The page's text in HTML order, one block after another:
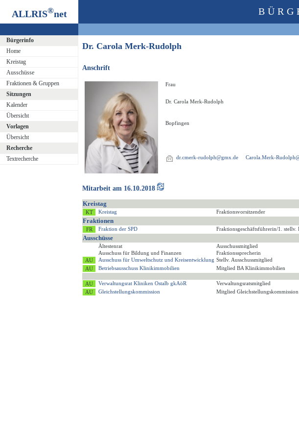
ALLRIS®net
Bürgerinfo
Home
Kreistag
Ausschüsse
Fraktionen & Gruppen
Sitzungen
Kalender
Übersicht
Vorlagen
Übersicht
Recherche
Textrecherche
Dr. Carola Merk-Rudolph
Anschrift
Frau
Dr. Carola Merk-Rudolph
Bopfingen
dr.cmerk-rudolph@gmx.de Carola.Merk-
Mitarbeit am 16.10.2018
Kreistag
Kreistag Fraktionsvorsitzender
Fraktionen
Fraktion der SPD Fraktionsgeschäftsführerin/1. stellv.
Ausschüsse
Ältestenrat Ausschussmitglied
Ausschuss für Bildung und Finanzen
Fraktionssprecherin
Ausschuss für Umweltschutz und Kreisentwicklung Stellv. Ausschussmitglied
Betriebsausschuss Klinikimmobilien
Mitglied BA Klinikimmobilien
Verwaltungsrat Kliniken Ostalb gkAöR Verwaltungsratsmitglied
Gleichstellungskommission
Mitglied Gleichstellungskommission